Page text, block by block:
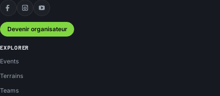
Facebook
Instagram
YouTube
Devenir organisateur
EXPLORER
Events
Terrains
Teams